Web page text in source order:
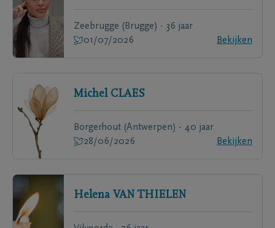
Zeebrugge (Brugge) - 36 jaar
01/07/2026
Bekijken
Michel CLAES
Borgerhout (Antwerpen) - 40 jaar
28/06/2026
Bekijken
Helena VAN THIELEN